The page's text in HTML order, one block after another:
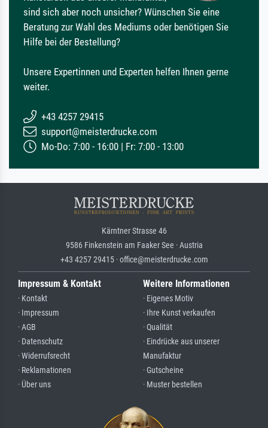
sind sich aber noch unsicher? Wünschen Sie eine
Beratung zur Wahl des Mediums oder benötigen Sie
Hilfe bei der Bestellung?
Unsere Expertinnen und Experten helfen Ihnen gerne
weiter.
+43 4257 29415
support@meisterdrucke.com
Mo-Do: 7:00 - 16:00 | Fr: 7:00 - 13:00
Kärntner Strasse 46
9586 Finkenstein am Faaker See · Austria
+43 4257 29415 · office@meisterdrucke.com
Impressum & Kontakt
· Kontakt
· Impressum
· AGB
· Datenschutz
· Widerrufsrecht
· Reklamationen
· Über uns
Weitere Informationen
· Eigenes Motiv
· Ihre Kunst verkaufen
· Qualität
· Eindrücke aus unserer
Manufaktur
· Gutscheine
· Muster bestellen